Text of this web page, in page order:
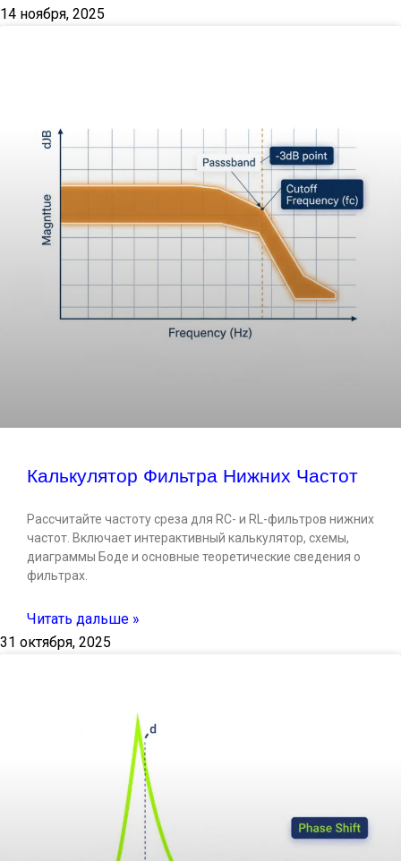
14 ноября, 2025
Калькулятор Фильтра Нижних Частот
Рассчитайте частоту среза для RC- и RL-фильтров нижних
частот. Включает интерактивный калькулятор, схемы,
диаграммы Боде и основные теоретические сведения о
фильтрах.
Читать дальше »
31 октября, 2025